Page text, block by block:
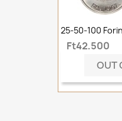
25-50-100
Ft42,500
OUT